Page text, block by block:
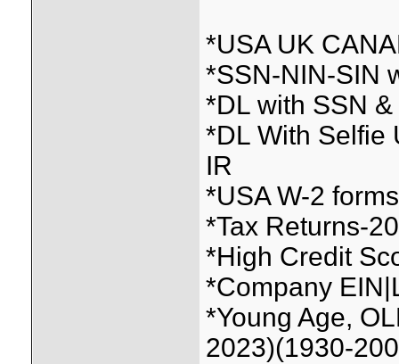
*USA UK
*SSN-NIN-SIN
*DL with SSN
*DL With Selfie
IR
*USA W-2
*Tax Returns-
*High Credit
*Company
*Young Age,
2023)(1930-